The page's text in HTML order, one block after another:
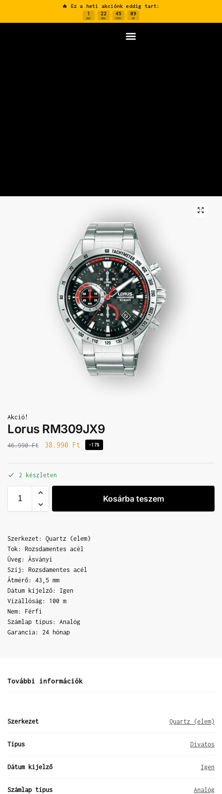
🔥 Ez a heti akciónk eddig tart:
1
NAP
: 22
ÓRA
: 45
PERC
: 08
MP
Akció!
Lorus RM309JX9
46.990Ft 38.990 Ft -17%
2 készleten
Kosárba teszem
Szerkezet: Quartz (elem)
Tok: Rozsdamentes acél
Üveg: Ásványi
Szíj: Rozsdamentes acél
Átmérő: 43,5 mm
Dátum kijelző: Igen
Vízállóság: 100 m
Nem: Férfi
Számlap típus: Analóg
Garancia: 24 hónap
További információk
Szerkezet Quartz (elem)
Típus Divatos
Dátum kijelző Igen
Számlap típus Analóg